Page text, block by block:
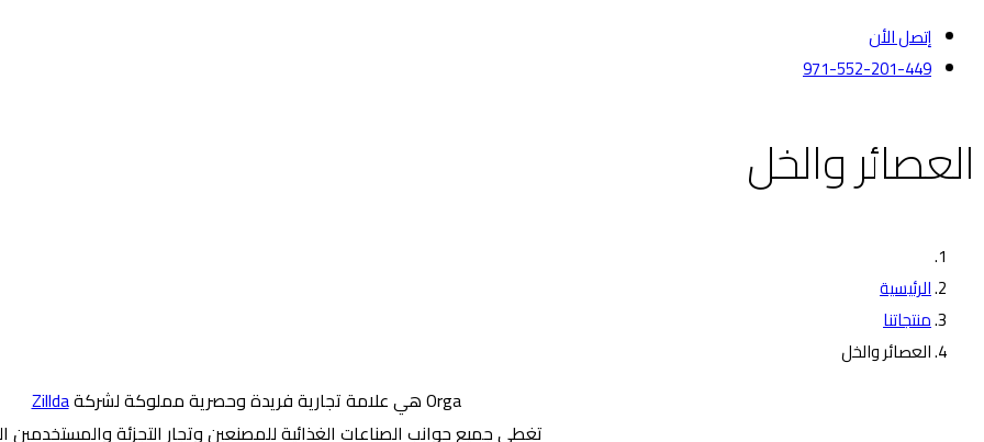
إتصل الأن
971-552-201-449
العصائر والخل
الرئيسية
منتجاتنا
العصائر والخل
Orga هي علامة تجارية فريدة وحصرية مملوكة لشركة
Zillda
تغطي جميع جوانب الصناعات الغذائية للمصنعين وتجار التجزئة والمستخدمين